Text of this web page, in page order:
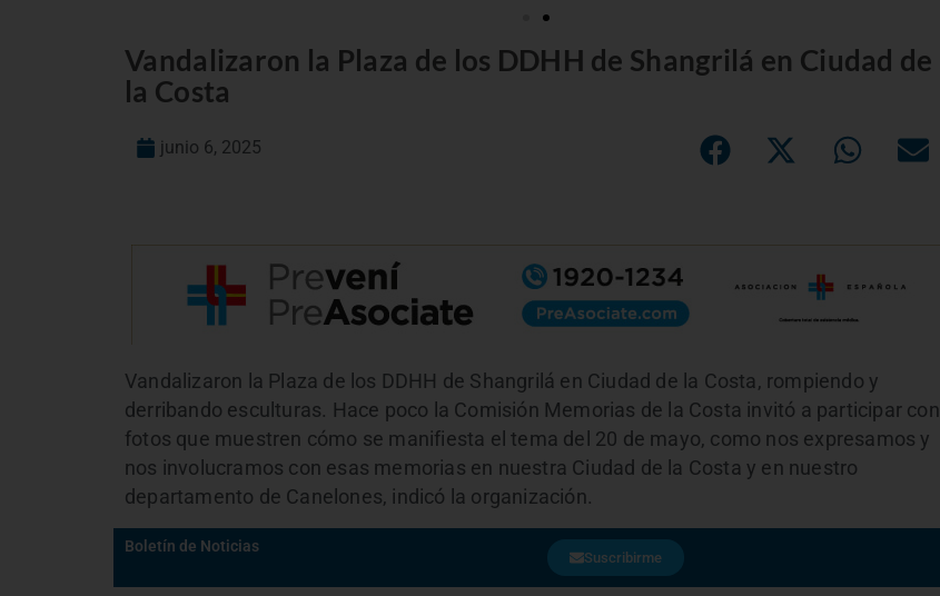
Vandalizaron la Plaza de los DDHH de Shangrilá en Ciudad de
la Costa
junio 6, 2025
Vandalizaron la Plaza de los DDHH de Shangrilá en Ciudad de la Costa, rompiendo y
derribando esculturas. Hace poco la Comisión Memorias de la Costa invitó a participar con
fotos que muestren cómo se manifiesta el tema del 20 de mayo, como nos expresamos y
nos involucramos con esas memorias en nuestra Ciudad de la Costa y en nuestro
departamento de Canelones, indicó la organización.
Boletín de Noticias
Suscribirme